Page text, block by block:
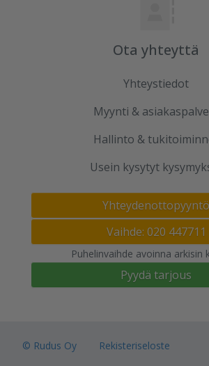
Ota yhteyttä
Yhteystiedot
Myynti &
Hallinto &
Usein kysytyt
Yhteydenottopyyntö
Vaihde: 020 447711
Puhelinvaihde avoinna arkisin
Pyydä tarjous
© Rudus Oy
Rekisteriseloste